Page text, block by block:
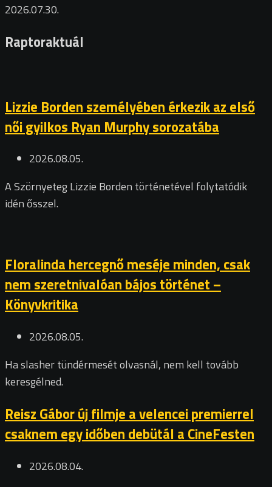
2026.07.30.
Raptoraktuál
Lizzie Borden személyében érkezik az első
női gyilkos Ryan Murphy sorozatába
2026.08.05.
A Szörnyeteg Lizzie Borden történetével folytatódik
idén ősszel.
Floralinda hercegnő meséje minden, csak
nem szeretnivalóan bájos történet –
Könyvkritika
2026.08.05.
Ha slasher tündérmesét olvasnál, nem kell tovább
keresgélned.
Reisz Gábor új filmje a velencei premierrel
csaknem egy időben debütál a CineFesten
2026.08.04.